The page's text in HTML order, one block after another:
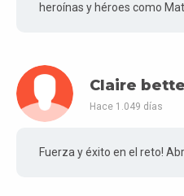
heroínas y héroes como
Claire
Hace 1.049 días
Fuerza y éxito en el reto!